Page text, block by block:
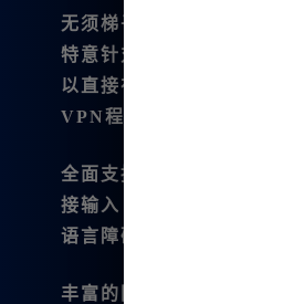
无须梯子，直接使用：
特意针对国内网络进行
以直接在本地使用，而无
VPN程序。
全面支持中文.输入
：在
接输入 prompts，这让我
语言障碍，提升了创作的
丰富的图片编辑功能
：